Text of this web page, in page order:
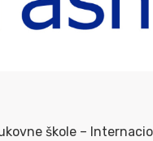
škole –